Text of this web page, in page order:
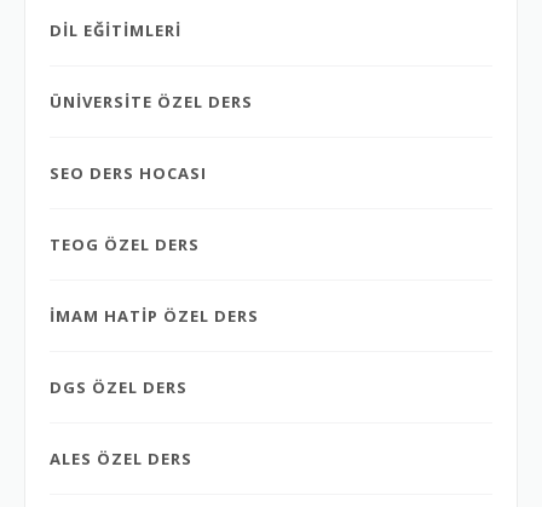
DİL EĞİTİMLERİ
ÜNİVERSİTE ÖZEL DERS
SEO DERS HOCASI
TEOG ÖZEL DERS
İMAM HATİP ÖZEL DERS
DGS ÖZEL DERS
ALES ÖZEL DERS